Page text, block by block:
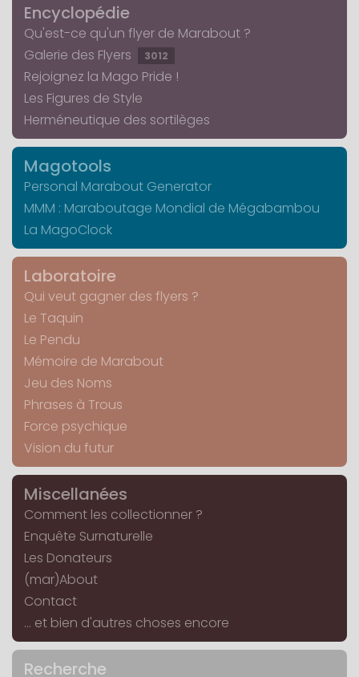
Encyclopédie
Qu'est-ce qu'un flyer de Marabout ?
Galerie des Flyers
3012
Rejoignez la Mago Pride !
Les Figures de Style
Herméneutique des sortilèges
Magotools
Personal Marabout Generator
MMM : Maraboutage Mondial de Mégabambou
La MagoClock
Laboratoire
Qui veut gagner des flyers ?
Le Taquin
Le Pendu
Mémoire de Marabout
Jeu des Noms
Phrases à Trous
Force psychique
Vision du futur
Miscellanées
Comment les collectionner ?
Enquête Surnaturelle
Les Donateurs
(mar)About
Contact
... et bien d'autres choses encore
Recherche